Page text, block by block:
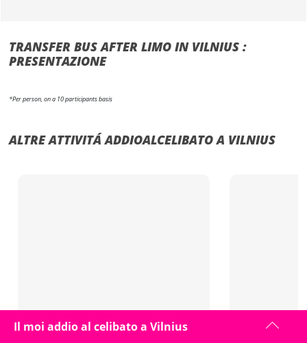
TRANSFER BUS AFTER LIMO IN VILNIUS :
PRESENTAZIONE
*Per person, on a 10 participants basis
ALTRE ATTIVITÁ ADDIOALCELIBATO A VILNIUS
Transfer Party Bus + Strip VIL
Il moi addio al celibato a Vilnius